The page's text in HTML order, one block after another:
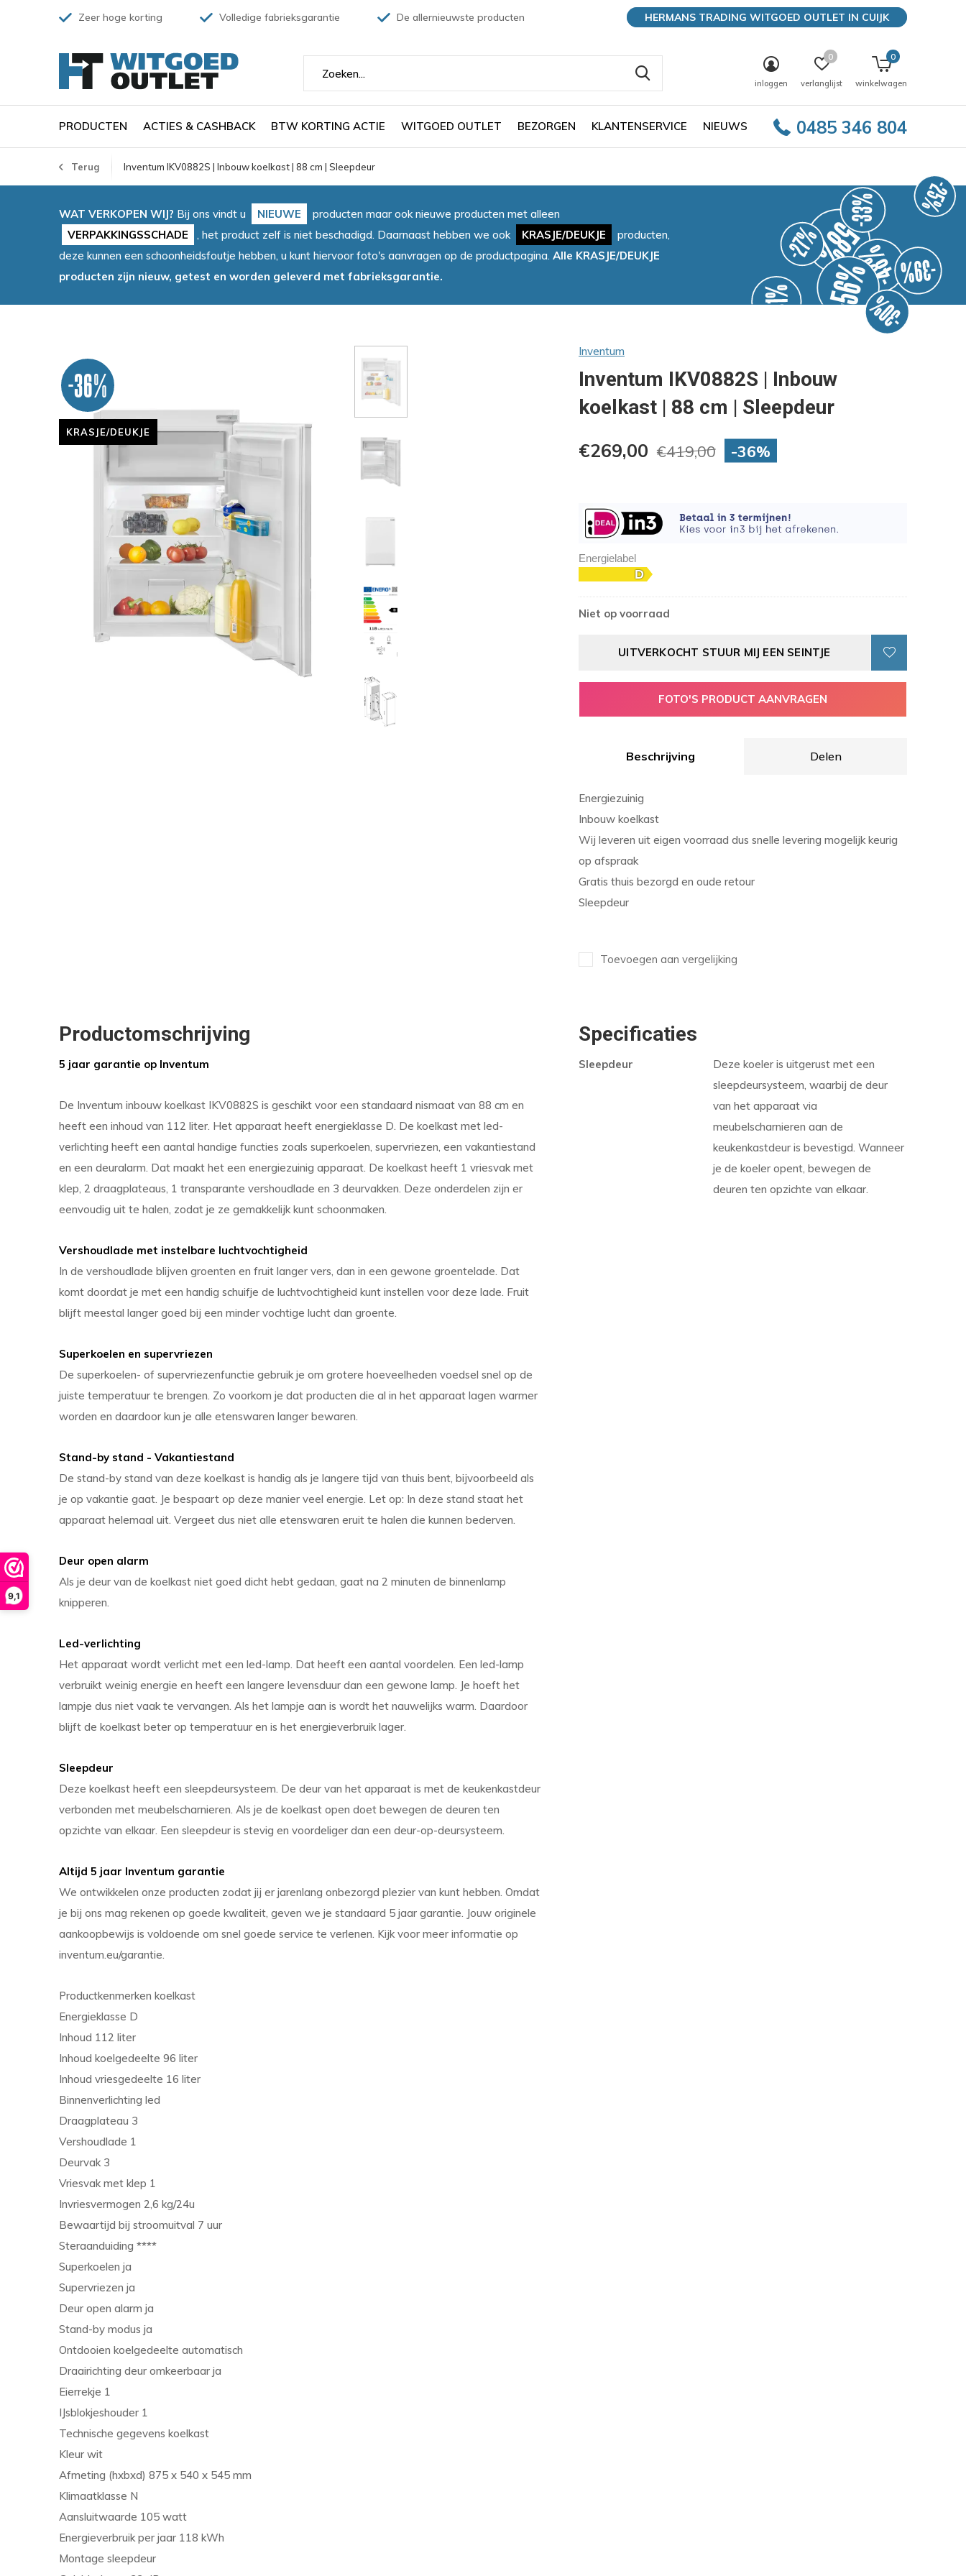
9,1
PRODUCTEN ACTIES & CASHBACK BTW KORTING ACTIE WITGOED OUTLET BEZORGEN KLANTENSERVICE NIEUWS 0485 346 804
inloggen verlanglijst
0
winkelwagen
0
Zeer hoge korting Volledige fabrieksgarantie De allernieuwste producten HERMANS TRADING WITGOED OUTLET IN CUIJK
Terug Inventum IKV0882S | Inbouw koelkast | 88 cm | Sleepdeur
WAT VERKOPEN WIJ? Bij ons vindt u NIEUWE
producten maar ook nieuwe producten met alleen
VERPAKKINGSSCHADE
, het product zelf is niet beschadigd. Daarnaast hebben we ook KRASJE/DEUKJE
producten,
deze kunnen een schoonheidsfoutje hebben, u kunt hiervoor foto's aanvragen op de productpagina. Alle KRASJE/DEUKJE
producten zijn nieuw, getest en worden geleverd met fabrieksgarantie.
-36%
KRASJE/DEUKJE
Inventum
Inventum IKV0882S | Inbouw
koelkast | 88 cm | Sleepdeur
€269,00 €419,00 -36%
Energielabel
Niet op voorraad
UITVERKOCHT STUUR MIJ EEN SEINTJE
FOTO'S PRODUCT AANVRAGEN
Beschrijving Delen
Energiezuinig
Inbouw koelkast
Wij leveren uit eigen voorraad dus snelle levering mogelijk keurig
op afspraak
Gratis thuis bezorgd en oude retour
Sleepdeur
Toevoegen aan vergelijking
Productomschrijving
5 jaar garantie op Inventum
De Inventum inbouw koelkast IKV0882S is geschikt voor een standaard nismaat van 88 cm en
heeft een inhoud van 112 liter. Het apparaat heeft energieklasse D. De koelkast met led-
verlichting heeft een aantal handige functies zoals superkoelen, supervriezen, een vakantiestand
en een deuralarm. Dat maakt het een energiezuinig apparaat. De koelkast heeft 1 vriesvak met
klep, 2 draagplateaus, 1 transparante vershoudlade en 3 deurvakken. Deze onderdelen zijn er
eenvoudig uit te halen, zodat je ze gemakkelijk kunt schoonmaken.
Vershoudlade met instelbare luchtvochtigheid
In de vershoudlade blijven groenten en fruit langer vers, dan in een gewone groentelade. Dat
komt doordat je met een handig schuifje de luchtvochtigheid kunt instellen voor deze lade. Fruit
blijft meestal langer goed bij een minder vochtige lucht dan groente.
Superkoelen en supervriezen
De superkoelen- of supervriezenfunctie gebruik je om grotere hoeveelheden voedsel snel op de
juiste temperatuur te brengen. Zo voorkom je dat producten die al in het apparaat lagen warmer
worden en daardoor kun je alle etenswaren langer bewaren.
Stand-by stand - Vakantiestand
De stand-by stand van deze koelkast is handig als je langere tijd van thuis bent, bijvoorbeeld als
je op vakantie gaat. Je bespaart op deze manier veel energie. Let op: In deze stand staat het
apparaat helemaal uit. Vergeet dus niet alle etenswaren eruit te halen die kunnen bederven.
Deur open alarm
Als je deur van de koelkast niet goed dicht hebt gedaan, gaat na 2 minuten de binnenlamp
knipperen.
Led-verlichting
Het apparaat wordt verlicht met een led-lamp. Dat heeft een aantal voordelen. Een led-lamp
verbruikt weinig energie en heeft een langere levensduur dan een gewone lamp. Je hoeft het
lampje dus niet vaak te vervangen. Als het lampje aan is wordt het nauwelijks warm. Daardoor
blijft de koelkast beter op temperatuur en is het energieverbruik lager.
Sleepdeur
Deze koelkast heeft een sleepdeursysteem. De deur van het apparaat is met de keukenkastdeur
verbonden met meubelscharnieren. Als je de koelkast open doet bewegen de deuren ten
opzichte van elkaar. Een sleepdeur is stevig en voordeliger dan een deur-op-deursysteem.
Altijd 5 jaar Inventum garantie
We ontwikkelen onze producten zodat jij er jarenlang onbezorgd plezier van kunt hebben. Omdat
je bij ons mag rekenen op goede kwaliteit, geven we je standaard 5 jaar garantie. Jouw originele
aankoopbewijs is voldoende om snel goede service te verlenen. Kijk voor meer informatie op
inventum.eu/garantie.
Productkenmerken koelkast
Energieklasse D
Inhoud 112 liter
Inhoud koelgedeelte 96 liter
Inhoud vriesgedeelte 16 liter
Binnenverlichting led
Draagplateau 3
Vershoudlade 1
Deurvak 3
Vriesvak met klep 1
Invriesvermogen 2,6 kg/24u
Bewaartijd bij stroomuitval 7 uur
Steraanduiding ****
Superkoelen ja
Supervriezen ja
Deur open alarm ja
Stand-by modus ja
Ontdooien koelgedeelte automatisch
Draairichting deur omkeerbaar ja
Eierrekje 1
IJsblokjeshouder 1
Technische gegevens koelkast
Kleur wit
Afmeting (hxbxd) 875 x 540 x 545 mm
Klimaatklasse N
Aansluitwaarde 105 watt
Energieverbruik per jaar 118 kWh
Montage sleepdeur
Specificaties
Sleepdeur
Deze koeler is uitgerust met een
sleepdeursysteem, waarbij de deur
van het apparaat via
meubelscharnieren aan de
keukenkastdeur is bevestigd. Wanneer
je de koeler opent, bewegen de
deuren ten opzichte van elkaar.